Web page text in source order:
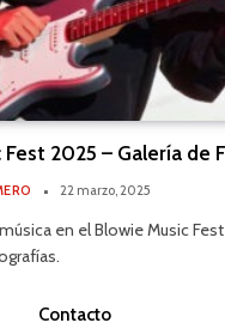
Fest 2025 – Galería de
22 marzo, 2025
en el Blowie Music
Contacto